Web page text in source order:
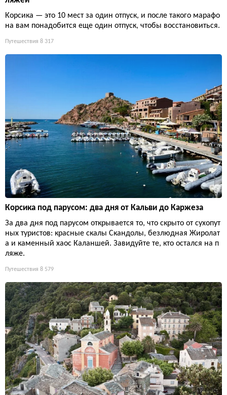
Корсика — это 10 мест за один отпуск, и после такого марафо
на вам понадобится еще один отпуск, чтобы восстановиться.
Путешествия 8 317
Корсика под парусом: два дня от Кальви до Каржеза
За два дня под парусом открывается то, что скрыто от сухопут
ных туристов: красные скалы Скандолы, безлюдная Жиролат
а и каменный хаос Каланшей. Завидуйте те, кто остался на п
ляже.
Путешествия 8 579